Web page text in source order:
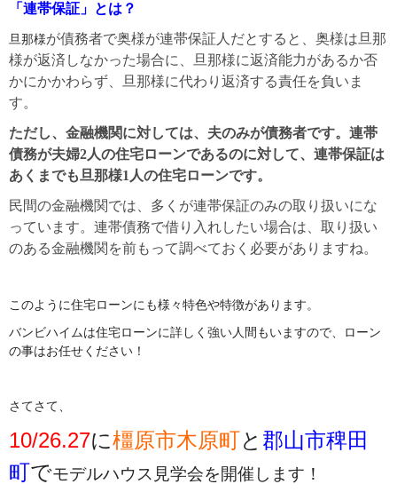
「連帯保証」とは？
旦那様が債務者で奥様が連帯保証人だとすると、奥様は旦那
様が返済しなかった場合に、旦那様に返済能力があるか否
かにかかわらず、旦那様に代わり返済する責任を負いま
す。
ただし、金融機関に対しては、夫のみが債務者です。連帯
債務が夫婦2人の住宅ローンであるのに対して、連帯保証は
あくまでも旦那様1 人の住宅ローンです。
民間の金融機関では、多くが連帯保証のみの取り扱いにな
っています。連帯債務で借り入れしたい場合は、取り扱い
のある金融機関を前もって調べておく必要がありますね。
このように住宅ローンにも様々特色や特徴があります。
バンビハイムは住宅ローンに詳しく強い人間もいますので、ローン
の事はお任せください！
さてさて、
10/26.27に橿原市木原町と 郡山市稗田
町でモデルハウス見学会を開催します！